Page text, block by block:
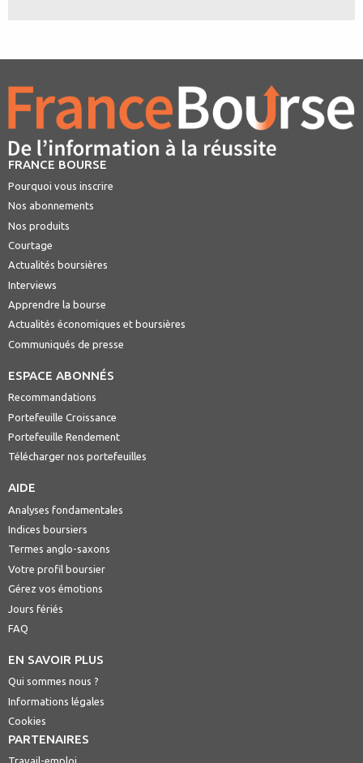
FRANCE BOURSE
Pourquoi vous inscrire
Nos abonnements
Nos produits
Courtage
Actualités boursières
Interviews
Apprendre la bourse
Actualités économiques et boursières
Communiqués de presse
ESPACE ABONNÉS
Recommandations
Portefeuille Croissance
Portefeuille Rendement
Télécharger nos portefeuilles
AIDE
Analyses fondamentales
Indices boursiers
Termes anglo-saxons
Votre profil boursier
Gérez vos émotions
Jours fériés
FAQ
EN SAVOIR PLUS
Qui sommes nous ?
Informations légales
Cookies
PARTENAIRES